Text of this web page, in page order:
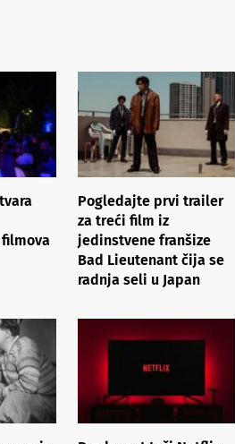
Pogledajte prvi trailer
za treći film iz
jedinstvene franšize
Bad Lieutenant čija se
radnja seli u Japan